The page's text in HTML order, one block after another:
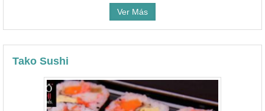
Ver Más
Tako Sushi